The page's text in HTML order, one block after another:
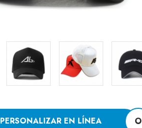
PERSONALIZAR EN LÍNEA O